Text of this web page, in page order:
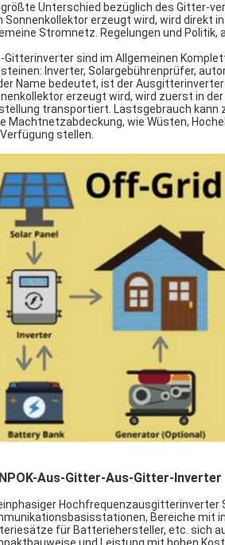
größte Unterschied bezüglich des Gitter-
Sonnenkollektor erzeugt wird, wird direkt
Stromnetz. Regelungen und
Gitterinverter sind im Allgemeinen
Inverter, Solargebührenprüfer,
Name bedeutet, ist der
erzeugt wird, wird zuerst in
transportiert. Lastsgebrauch kann
Machtnetzabdeckung, wie Wüsten,
stellen.
Aus-Gitter-Aus-Gitter-Inverter
Hochfrequenzausgitterinverter
Bereiche mit
für Batteriehersteller, etc. sich